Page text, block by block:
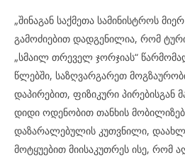
„შინაგან საქმეთა სამინისტროს
გამოძიებით დადგენილია, რომ
„სმაილ თრეველ ჯორჯიას“
წლებში, საზღვარგარეთ
დაპირებით, ფიზიკური პირებისგან
დიდი ოდენობით თანხის
დაზარალებულის კუთვნილი,
მოტყუებით მიისაკუთრეს ისე, რომ